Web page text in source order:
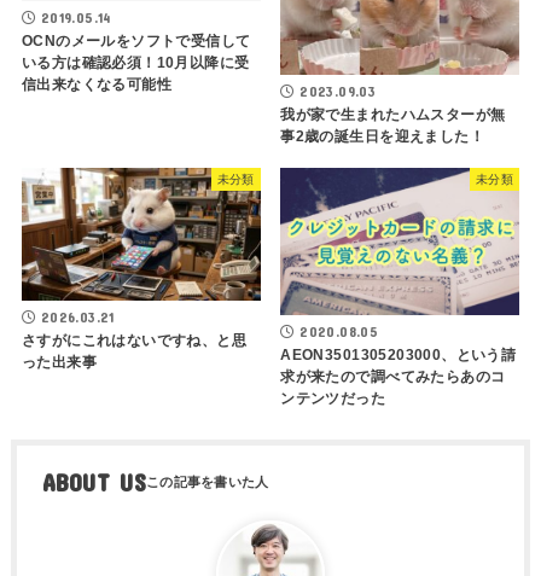
2019.05.14
OCNのメールをソフトで受信して
いる方は確認必須！10月以降に受
信出来なくなる可能性
2023.09.03
我が家で生まれたハムスターが無
事2歳の誕生日を迎えました！
未分類
2026.03.21
さすがにこれはないですね、と思
った出来事
未分類
2020.08.05
AEON3501305203000、という請
求が来たので調べてみたらあのコ
ンテンツだった
ABOUT US